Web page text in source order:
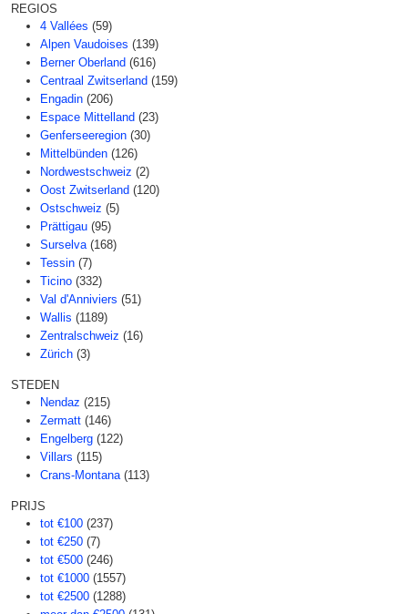
REGIOS
4 Vallées (59)
Alpen Vaudoises (139)
Berner Oberland (616)
Centraal Zwitserland (159)
Engadin (206)
Espace Mittelland (23)
Genferseeregion (30)
Mittelbünden (126)
Nordwestschweiz (2)
Oost Zwitserland (120)
Ostschweiz (5)
Prättigau (95)
Surselva (168)
Tessin (7)
Ticino (332)
Val d'Anniviers (51)
Wallis (1189)
Zentralschweiz (16)
Zürich (3)
STEDEN
Nendaz (215)
Zermatt (146)
Engelberg (122)
Villars (115)
Crans-Montana (113)
PRIJS
tot €100 (237)
tot €250 (7)
tot €500 (246)
tot €1000 (1557)
tot €2500 (1288)